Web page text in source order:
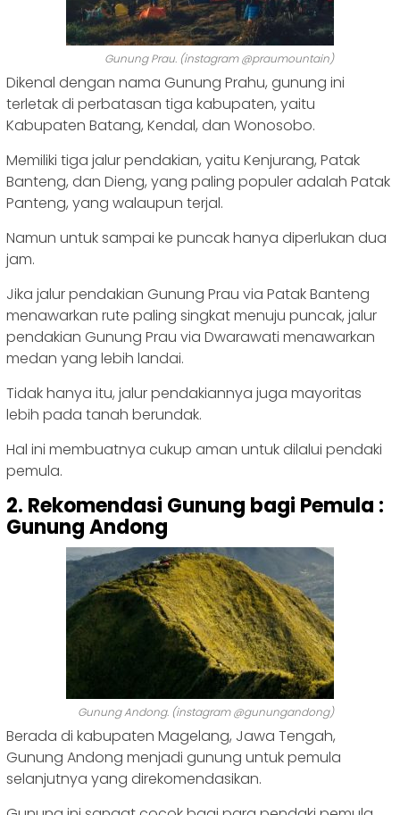
Gunung Prau. (instagram @praumountain)
Dikenal dengan nama Gunung Prahu, gunung ini
terletak di perbatasan tiga kabupaten, yaitu
Kabupaten Batang, Kendal, dan Wonosobo.
Memiliki tiga jalur pendakian, yaitu Kenjurang, Patak
Banteng, dan Dieng, yang paling populer adalah Patak
Panteng, yang walaupun terjal.
Namun untuk sampai ke puncak hanya diperlukan dua
jam.
Jika jalur pendakian Gunung Prau via Patak Banteng
menawarkan rute paling singkat menuju puncak, jalur
pendakian Gunung Prau via Dwarawati menawarkan
medan yang lebih landai.
Tidak hanya itu, jalur pendakiannya juga mayoritas
lebih pada tanah berundak.
Hal ini membuatnya cukup aman untuk dilalui pendaki
pemula.
2. Rekomendasi Gunung bagi Pemula :
Gunung Andong
Gunung Andong. (instagram @gunungandong)
Berada di kabupaten Magelang, Jawa Tengah,
Gunung Andong menjadi gunung untuk pemula
selanjutnya yang direkomendasikan.